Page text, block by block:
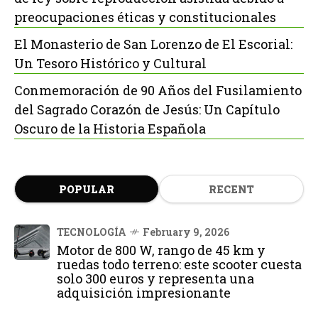
preocupaciones éticas y constitucionales
El Monasterio de San Lorenzo de El Escorial:
Un Tesoro Histórico y Cultural
Conmemoración de 90 Años del Fusilamiento
del Sagrado Corazón de Jesús: Un Capítulo
Oscuro de la Historia Española
POPULAR RECENT
TECNOLOGÍA February 9, 2026
Motor de 800 W, rango de 45 km y
ruedas todo terreno: este scooter cuesta
solo 300 euros y representa una
adquisición impresionante